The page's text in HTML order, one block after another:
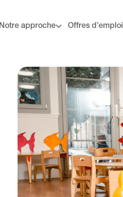
Notre approche Offres d’emploi